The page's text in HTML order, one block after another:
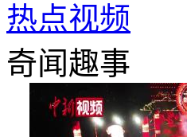
热点视频
奇闻趣事